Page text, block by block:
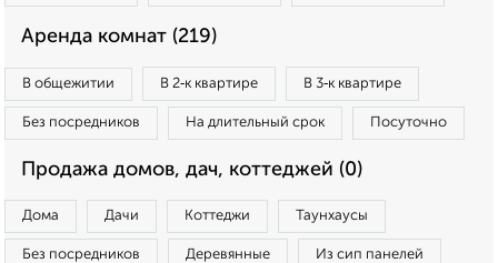
Аренда комнат (219)
В общежитии В 2‑к квартире В 3‑к квартире
Без посредников На длительный срок Посуточно
Продажа домов, дач, коттеджей (0)
Дома Дачи Коттеджи Таунхаусы
Без посредников Деревянные Из сип панелей